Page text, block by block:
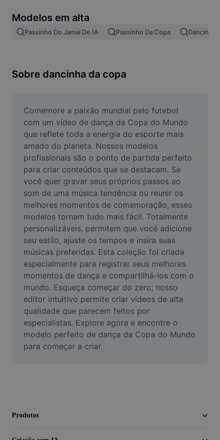
Mesclar imagens
Redimensionar Imagem
Criador de Memes
AI Text Remover
AI People Remover
AI Inpainting
Face Cutout
Vídeo
Remover plano de fundo de vídeo
Aprimorar qualidade
Editor de Video
Cortar Vídeo
Adicionar Legendas ao Vídeo
Converter Video
Modelos em alta
Passinho Do Jamal De IA Passinho Da Copa Dancinha
Sobre dancinha da copa
Comemore a paixão mundial pelo futebol
com um vídeo de dança da Copa do Mundo
que reflete toda a energia do esporte mais
amado do planeta. Nossos modelos
profissionais são o ponto de partida perfeito
para criar conteúdos que se destacam. Se
você quer gravar seus próprios passos ao
som de uma música tendência ou reunir os
melhores momentos de comemoração, esses
modelos tornam tudo mais fácil. Totalmente
personalizáveis, permitem que você adicione
seu estilo, ajuste os tempos e insira suas
músicas preferidas. Esta coleção foi criada
especialmente para registrar seus melhores
momentos de dança e compartilhá-los com o
mundo. Esqueça começar do zero; nosso
editor intuitivo permite criar vídeos de alta
qualidade que parecem feitos por
especialistas. Explore agora e encontre o
modelo perfeito de dança da Copa do Mundo
para começar a criar.
Produtos